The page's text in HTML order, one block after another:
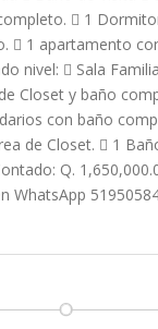
 1
 1 apartamento
nivel:  Sala
Closet y baño
con baño
de Closet.  1
Q.
WhatsApp